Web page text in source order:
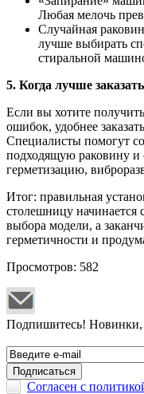
Любая мелочь
Случайная
лучше выбирать
стиральной
5. Когда лучше
Если вы хотите
ошибок, удобнее
Специалисты помогут
подходящую раковину и
герметизацию,
Итог: правильная
столешницу начинается
выбора модели, а
герметичности и
Просмотров: 582
Подпишитесь! Новинки,
Согласен с